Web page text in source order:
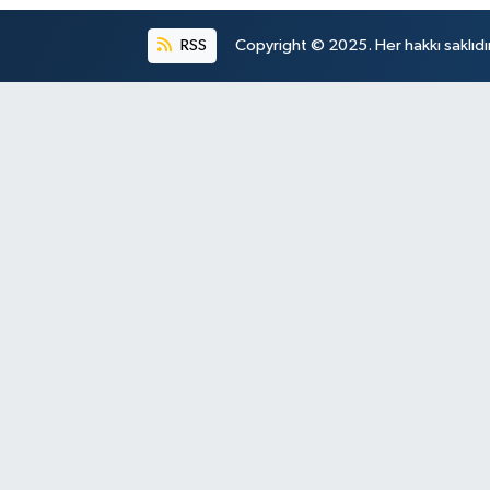
RSS Copyright © 2025. Her hakkı